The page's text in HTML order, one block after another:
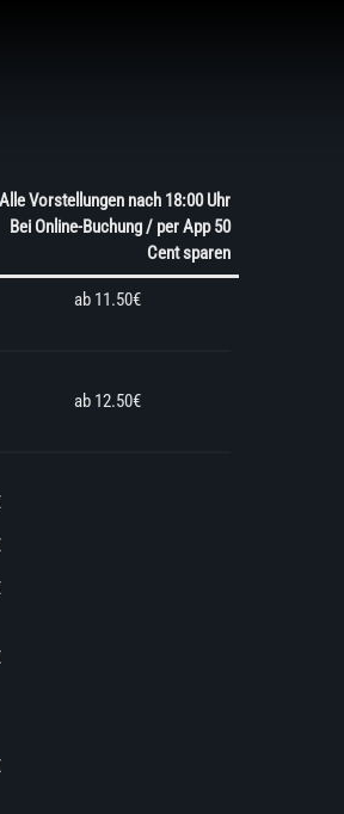
Alle Vorstellungen nach 18:00 Uhr
Bei Online-Buchung / per App 50
Cent sparen
ab 11.50€
ab 12.50€